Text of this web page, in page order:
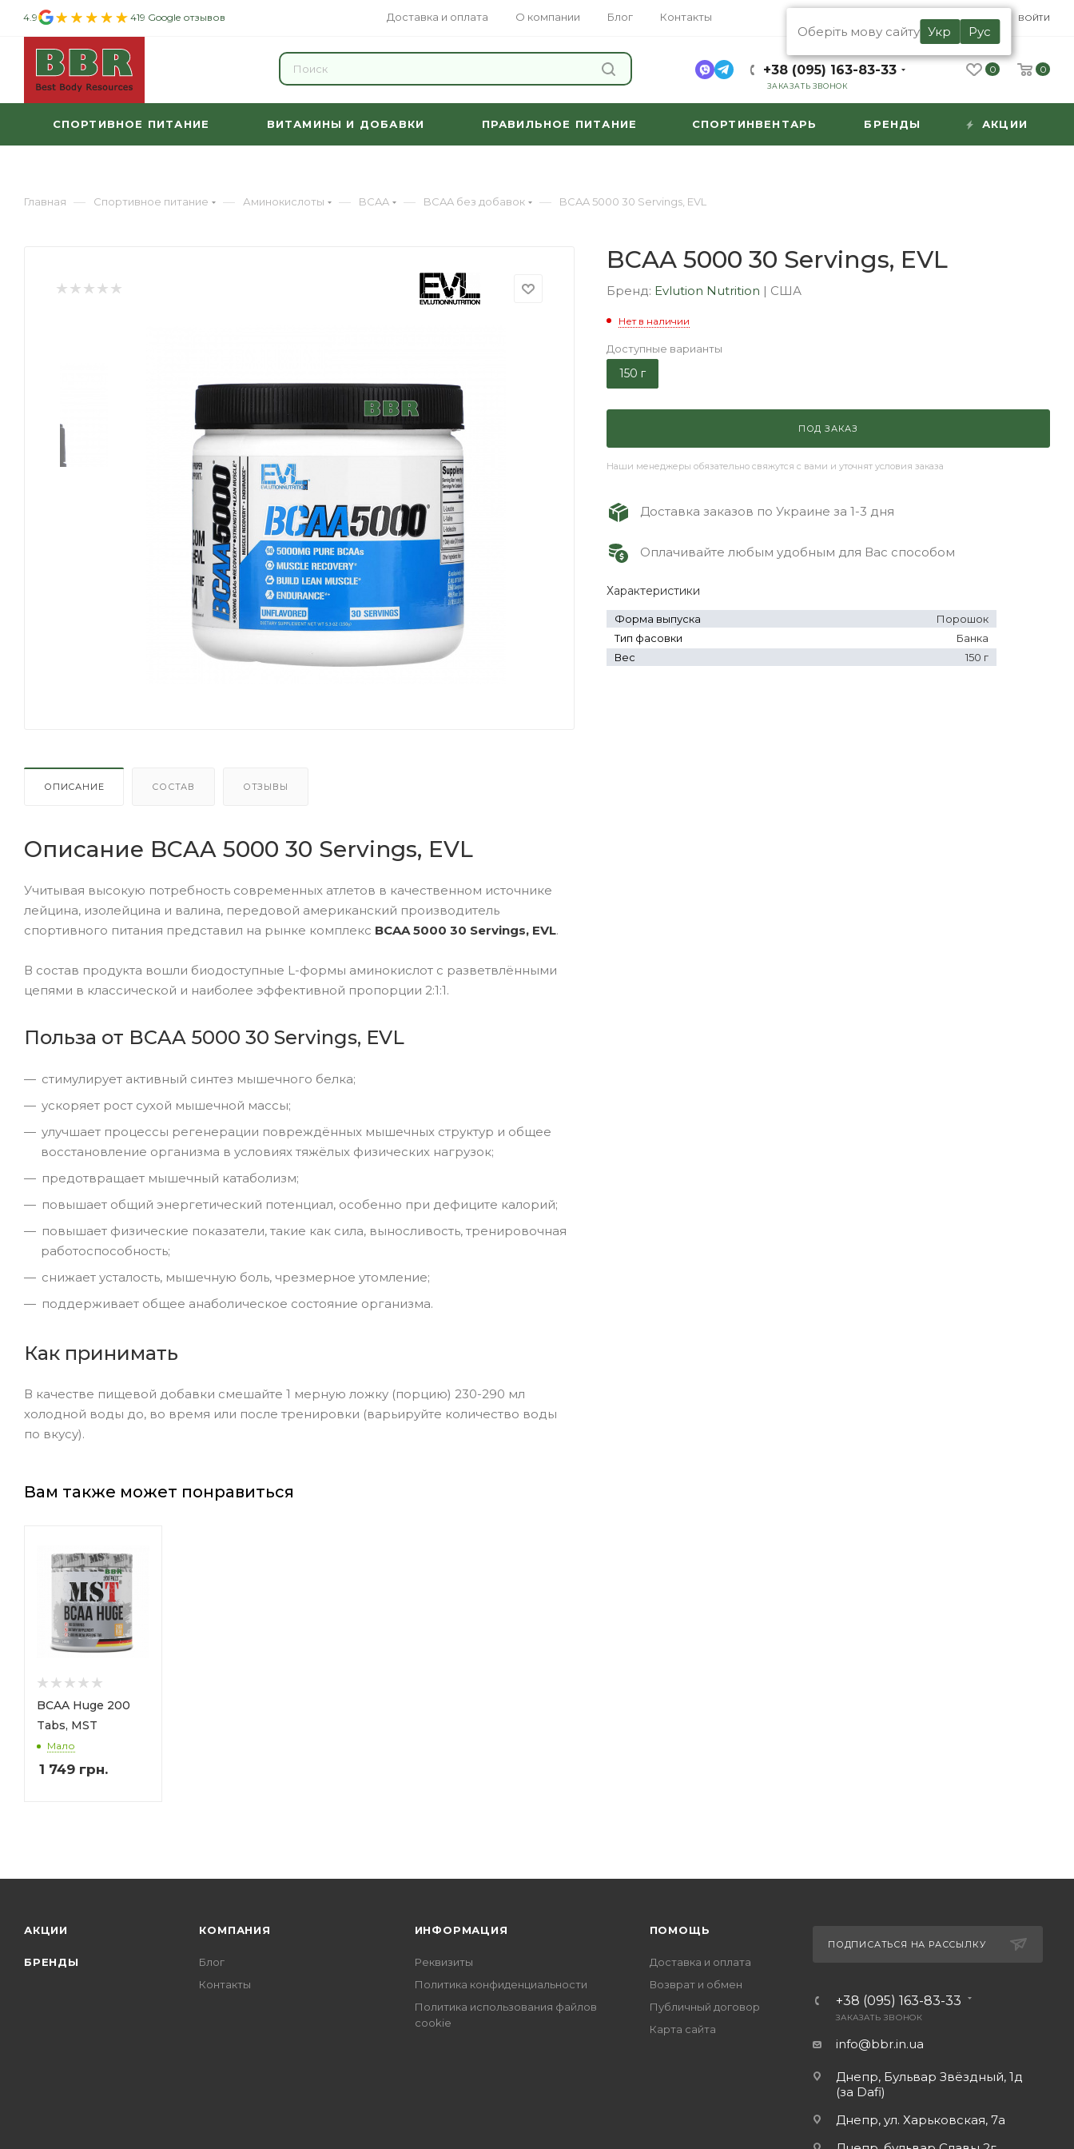
Доставка и оплата О компании Блог Контакты
4.9 419 Google отзывов RU
Оберіть мову сайту Укр Рус
ВОЙТИ
+38 (095) 163-83-33
ЗАКАЗАТЬ ЗВОНОК
0 0
СПОРТИВНОЕ ПИТАНИЕ ВИТАМИНЫ И ДОБАВКИ ПРАВИЛЬНОЕ ПИТАНИЕ СПОРТИНВЕНТАРЬ БРЕНДЫ АКЦИИ
Главная — Спортивное питание — Аминокислоты — BCAA — BCAA без добавок — BCAA 5000 30 Servings, EVL
ОПИСАНИЕ СОСТАВ ОТЗЫВЫ
Описание BCAA 5000 30 Servings, EVL
Учитывая высокую потребность современных атлетов в качественном источнике
лейцина, изолейцина и валина, передовой американский производитель
спортивного питания представил на рынке комплекс BCAA 5000 30 Servings, EVL.
В состав продукта вошли биодоступные L-формы аминокислот с разветвлёнными
цепями в классической и наиболее эффективной пропорции 2:1:1.
Польза от BCAA 5000 30 Servings, EVL
стимулирует активный синтез мышечного белка;
ускоряет рост сухой мышечной массы;
улучшает процессы регенерации повреждённых мышечных структур и общее
восстановление организма в условиях тяжёлых физических нагрузок;
предотвращает мышечный катаболизм;
повышает общий энергетический потенциал, особенно при дефиците калорий;
повышает физические показатели, такие как сила, выносливость, тренировочная
работоспособность;
снижает усталость, мышечную боль, чрезмерное утомление;
поддерживает общее анаболическое состояние организма.
Как принимать
В качестве пищевой добавки смешайте 1 мерную ложку (порцию) 230-290 мл
холодной воды до, во время или после тренировки (варьируйте количество воды
по вкусу).
Вам также может понравиться
BCAA Huge 200
Tabs, MST
Мало
1 749 грн.
BCAA 5000 30 Servings, EVL
Бренд: Evlution Nutrition | США
Нет в наличии
Доступные варианты
150 г
ПОД ЗАКАЗ
Наши менеджеры обязательно свяжутся с вами и уточнят условия заказа
Доставка заказов по Украине за 1-3 дня
Оплачивайте любым удобным для Вас способом
Характеристики
Форма выпуска
Порошок
Тип фасовки
Банка
Вес
150 г
АКЦИИ
БРЕНДЫ
КОМПАНИЯ
Блог
Контакты
ИНФОРМАЦИЯ
Реквизиты
Политика конфиденциальности
Политика использования файлов
cookie
ПОМОЩЬ
Доставка и оплата
Возврат и обмен
Публичный договор
Карта сайта
ПОДПИСАТЬСЯ НА РАССЫЛКУ
+38 (095) 163-83-33
ЗАКАЗАТЬ ЗВОНОК
info@bbr.in.ua
Днепр, Бульвар Звёздный, 1д
(за Dafi)
Днепр, ул. Харьковская, 7а